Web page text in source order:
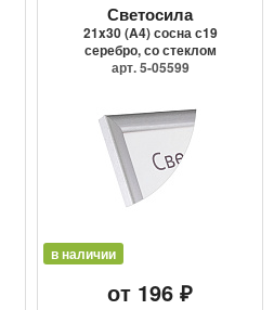
Светосила
21x30 (A4) сосна с19
серебро, со стеклом
арт. 5-05599
в наличии
от 196 ₽